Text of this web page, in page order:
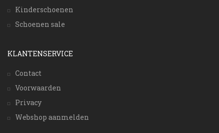
Kinderschoenen
Schoenen sale
KLANTENSERVICE
Contact
Voorwaarden
Privacy
Webshop aanmelden